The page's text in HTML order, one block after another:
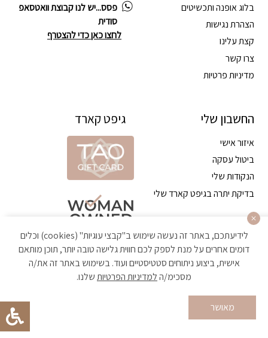
בלוג אופנה ותכשיטים
הצהרת נגישות
קצת עלינו
צרו קשר
מדיניות פרטיות
החשבון שלי
איזור אישי
ביטול עסקה
הנקודות שלי
בדיקת יתרה בגיפט קארד שלי
פסס...יש לנו קבוצת וואטסאפ
סודית
לחצו כאן כדי להצטרף
גיפט קארד
הקניה באתר מאובטחת ועומדת בתקן האבטחה הגבוה ביותר
לידיעתכם, באתר זה נעשה שימוש ב"קבצי עוגיות" (cookies) וכלים
דומים אחרים על מנת לספק לכם חווית גלישה טובה יותר, תוכן מותאם
אישית, ביצוע ניתוחים סטטיסטיים ועוד. בשימוש באתר זה את/ה
מסכימ/הלמדיניות הפרטיותשלנו.
מאושר